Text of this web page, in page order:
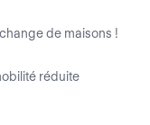
de maisons !
réduite